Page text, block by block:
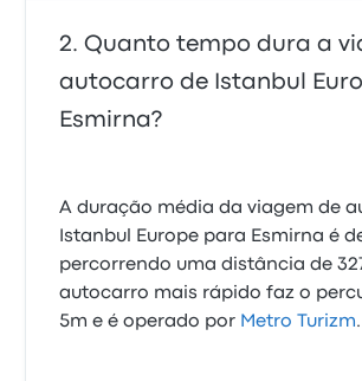
Quanto tempo dura a
autocarro de Istanbul
Esmirna?
A duração média da viagem de
Istanbul Europe para Esmirna é
percorrendo uma distância de
autocarro mais rápido faz o
5m e é operado por Metro Turizm.